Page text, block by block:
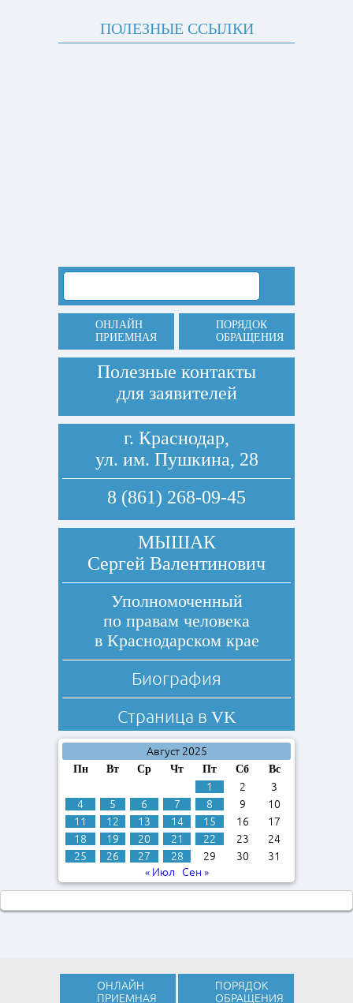
ПОЛЕЗНЫЕ ССЫЛКИ
ОНЛАЙН
ПРИЕМНАЯ
ПОРЯДОК
ОБРАЩЕНИЯ
Полезные контакты
для заявителей
г. Краснодар,
ул. им. Пушкина, 28
8 (861) 268-09-45
МЫШАК
Сергей Валентинович
Уполномоченный
по правам человека
в Краснодарском крае
Биография
Страница в VK
Август 2025
Пн Вт Ср Чт Пт Сб Вс
1 2
3
4
5 6 7 8 9
10
11
12 13 14 15 16
17
18
19 20 21 22 23
24
25
26 27 28 29 30
31
« Июл
Сен »
ОНЛАЙН
ПРИЕМНАЯ
ПОРЯДОК
ОБРАЩЕНИЯ